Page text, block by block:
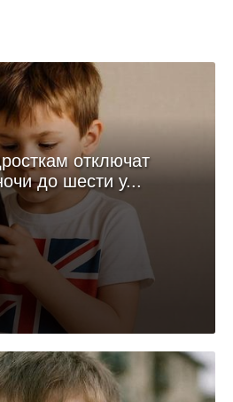
отключат
до шести у...